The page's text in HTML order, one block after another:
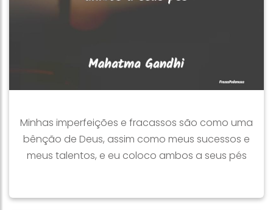
Minhas imperfeições e fracassos são como uma
bênção de Deus, assim como meus sucessos e
meus talentos, e eu coloco ambos a seus pés